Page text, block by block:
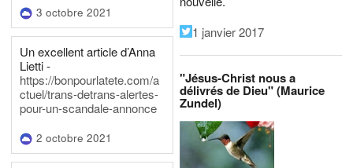
3 octobre 2021
Un excellent article d’Anna
Lietti -
https://bonpourlatete.com/a
ctuel/trans-detrans-alertes-
pour-un-scandale-annonce
2 octobre 2021
1 janvier 2017
"Jésus-Christ nous a
délivrés de Dieu" (Maurice
Zundel)